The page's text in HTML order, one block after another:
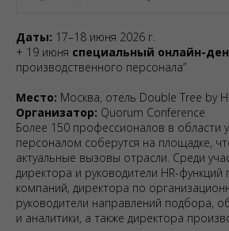
Даты: 17–18 июня 2026 г.
+ 19 июня специальный онлайн-ден
производственного персонала”
Место: Москва, отель Double Tree by
Организатор: Quorum Conference
Более 150 профессионалов в области
персоналом соберутся на площадке,
актуальные вызовы отрасли. Среди
директора и руководители HR-
компаний, директора по
руководители направлений подбора,
и аналитики, а также директора